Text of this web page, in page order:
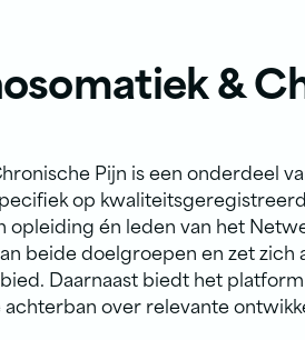
&
Pijn is een onderdeel
op
én leden van het
beide doelgroepen en zet zich
Daarnaast biedt het
over relevante